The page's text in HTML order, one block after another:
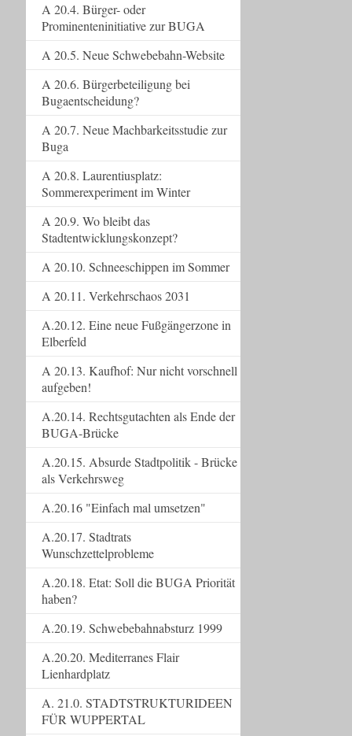
A 20.4. Bürger- oder
Prominenteninitiative zur BUGA
A 20.5. Neue Schwebebahn-Website
A 20.6. Bürgerbeteiligung bei
Bugaentscheidung?
A 20.7. Neue Machbarkeitsstudie zur
Buga
A 20.8. Laurentiusplatz:
Sommerexperiment im Winter
A 20.9. Wo bleibt das
Stadtentwicklungskonzept?
A 20.10. Schneeschippen im Sommer
A 20.11. Verkehrschaos 2031
A.20.12. Eine neue Fußgängerzone in
Elberfeld
A 20.13. Kaufhof: Nur nicht vorschnell
aufgeben!
A.20.14. Rechtsgutachten als Ende der
BUGA-Brücke
A.20.15. Absurde Stadtpolitik - Brücke
als Verkehrsweg
A.20.16 "Einfach mal umsetzen"
A.20.17. Stadtrats
Wunschzettelprobleme
A.20.18. Etat: Soll die BUGA Priorität
haben?
A.20.19. Schwebebahnabsturz 1999
A.20.20. Mediterranes Flair
Lienhardplatz
A. 21.0. STADTSTRUKTURIDEEN
FÜR WUPPERTAL